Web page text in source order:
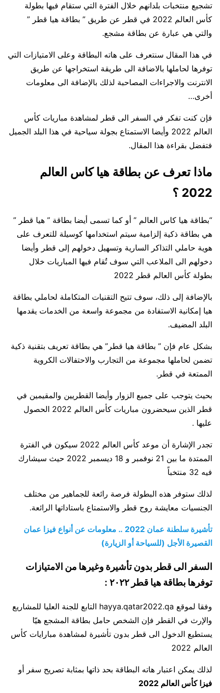
تشجيع منتخبات بلدانهم خلال الفترة التي ستقام فيها بطولة
كأس العالم 2022 في قطر عن طريق ” بطاقة هيا قطر ”
والتي هي عبارة عن بطاقة مشجع.
في هذا المقال سنتعرف على هاته البطاقة وعلى الامتيازات التي
توفرها لحاملها بالاضافة الى طريقة استخراجها عن طريق
الانترنت والاجراءات المصاحبة لذلك بالإضافة الى معلومات
أخرى…
فإن كنت تفكر في السفر الى قطر لمشاهدة مباريات كأس
العالم 2022 وأيضا الاستمتاع بجولة سياحية في هذا البلد الجميل
فتفضل بقراءة هذا المقال.
ماذا تعرف عن بطاقة هيا كاس العالم
2022 ؟
“بطاقة هيا كاس العالم ” أو كما تسمى أيضا بطاقة ” هيا قطر ”
هي بطاقة ذكية إلزامية سيتم استخدامها كوسيلة للتعرف على
هوية حاملي التذاكر السارية وتسهيل دخولهم إلى قطر وأيضا
دخولهم الى الملاعب التي سوف تُقام فيها المباريات خلال
بطولة كأس العالم قطر 2022
بالإضافة إلى ذلك، سوف تتيح التقنيات المتكاملة لحاملي بطاقة
هيا إمكانية الاستفادة من مجموعة واسعة من الخدمات يقدمها
البلد المضيف.
بشكل عام فإن ” بطاقة هيا قطر” هي بطاقة تعريف بتقنية ذكية
تضمن لحاملها مجموعة من التجارب والاحتفالات الكروية
الممتعة في قطر.
بحيث يتوجب على جميع الزوار وأيضا القطريين والمقيمين في
قطر الذين سيحضرون مباريات كأس العالم 2022 الحصول
عليها .
تجدر الإشارة أن موعد كأس العالم 2022 سيكون في الفترة
الممتدة ما بين 21 نوفمبر و 18 ديسمبر 2022 حيث سيشارك
فيه 32 منتخباً
لذلك ستوفر هذه البطولة فرصة رائعة للجماهير من مختلف
الجنسيات معايشة روح قطر والاستمتاع باستاداتها الرائعة.
تأشيرة سلطنة عمان 2022 .. معلومات عن أنواع فيزا عمان
القصيرة الأجل (للسياحة أو الزيارة)
السفر الى قطر بدون تأشيرة وغيرها من الامتيازات
توفرها بطاقة هيا قطر ٢٠٢٢ :
وفقا لموقع hayya.qatar2022.qa التابع للجنة العليا للمشاريع
والإرث في القطر فإن الشخص حامل بطاقة المشجع هيّا
يستطيع الدخول الى قطر بدون تأشيرة لمشاهدة مبارايات كأس
العالم 2022
لذلك يمكن اعتبار هاته البطاقة بحد ذاتها بمثابة تصريح سفر أو
فيزا كأس العالم 2022